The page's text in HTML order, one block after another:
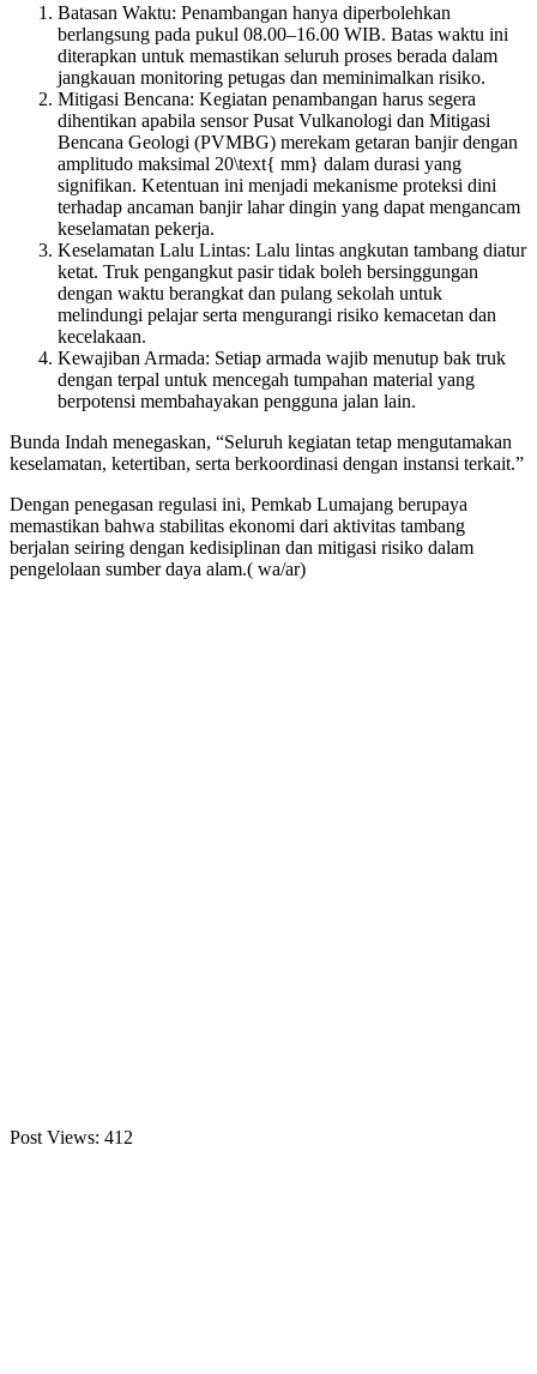
​Batasan Waktu: Penambangan hanya diperbolehkan
berlangsung pada pukul 08.00–16.00 WIB. Batas waktu ini
diterapkan untuk memastikan seluruh proses berada dalam
jangkauan monitoring petugas dan meminimalkan risiko.
​Mitigasi Bencana: Kegiatan penambangan harus segera
dihentikan apabila sensor Pusat Vulkanologi dan Mitigasi
Bencana Geologi (PVMBG) merekam getaran banjir dengan
amplitudo maksimal 20\text{ mm} dalam durasi yang
signifikan. Ketentuan ini menjadi mekanisme proteksi dini
terhadap ancaman banjir lahar dingin yang dapat mengancam
keselamatan pekerja.
​Keselamatan Lalu Lintas: Lalu lintas angkutan tambang diatur
ketat. Truk pengangkut pasir tidak boleh bersinggungan
dengan waktu berangkat dan pulang sekolah untuk
melindungi pelajar serta mengurangi risiko kemacetan dan
kecelakaan.
​Kewajiban Armada: Setiap armada wajib menutup bak truk
dengan terpal untuk mencegah tumpahan material yang
berpotensi membahayakan pengguna jalan lain.
​Bunda Indah menegaskan, “Seluruh kegiatan tetap mengutamakan
keselamatan, ketertiban, serta berkoordinasi dengan instansi terkait.”
​Dengan penegasan regulasi ini, Pemkab Lumajang berupaya
memastikan bahwa stabilitas ekonomi dari aktivitas tambang
berjalan seiring dengan kedisiplinan dan mitigasi risiko dalam
pengelolaan sumber daya alam.( wa/ar)
Post Views: 412